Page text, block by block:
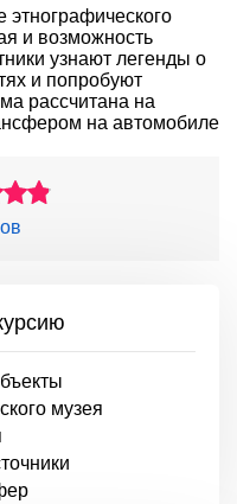
и возможность
узнают легенды о
и попробуют
рассчитана на
на автомобиле
музея